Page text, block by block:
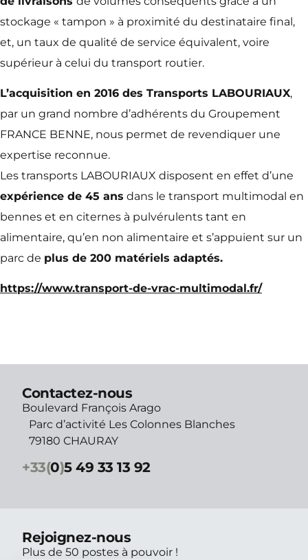
stockage « tampon » à proximité du destinataire final,
et, un taux de qualité de service équivalent, voire
supérieur à celui du transport routier.
L’acquisition en 2016 des Transports LABOURIAUX,
par un grand nombre d’adhérents du Groupement
FRANCE BENNE, nous permet de revendiquer une
expertise reconnue.
Les transports LABOURIAUX disposent en effet d’une
expérience de 45 ans dans le transport multimodal en
bennes et en citernes à pulvérulents tant en
alimentaire, qu’en non alimentaire et s’appuient sur un
parc de plus de 200 matériels adaptés.
https://www.transport-de-vrac-multimodal.fr/
Contactez-nous
Boulevard François Arago
Parc d’activité Les Colonnes Blanches
79180 CHAURAY
+33(0)5 49 33 13 92
Rejoignez-nous
Plus de 50 postes à pouvoir !